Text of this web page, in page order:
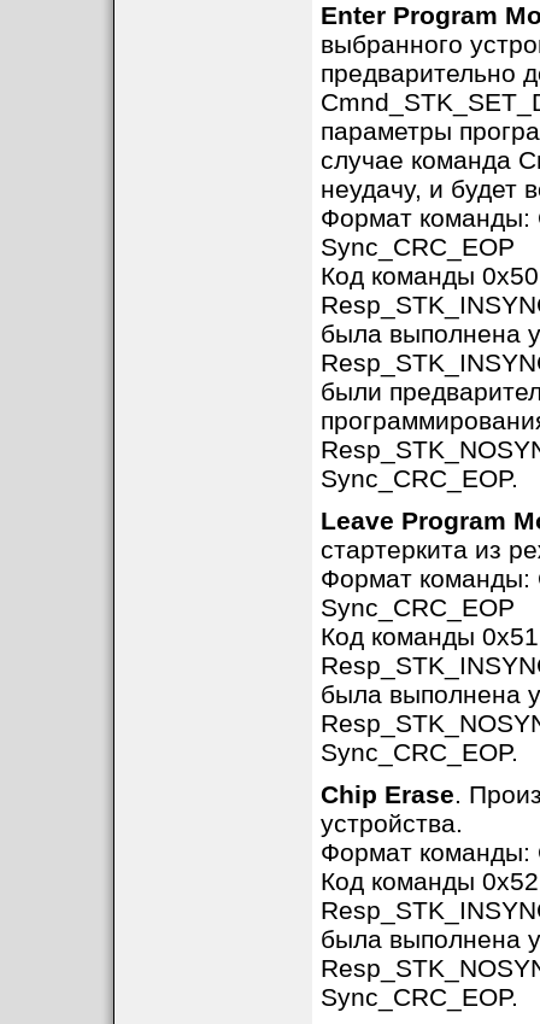
Enter Program
выбранного
предварительно
параметры
случае команда
неудачу, и будет
Формат команды:
Sync_CRC_EOP
Код команды 0x50
была выполнена
были
Sync_CRC_EOP.
Leave Program
стартеркита из
Формат команды:
Sync_CRC_EOP
Код команды 0x51
была выполнена
Sync_CRC_EOP.
Chip Erase.
устройства.
Формат команды:
Код команды 0x52
была выполнена
Sync_CRC_EOP.